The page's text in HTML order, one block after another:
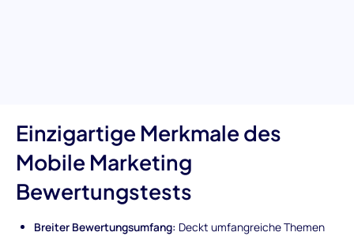
Einzigartige Merkmale des
Mobile Marketing
Bewertungstests
Breiter Bewertungsumfang: Deckt umfangreiche Themen